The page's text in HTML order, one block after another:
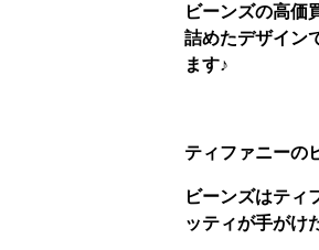
ビーンズの高価
詰めたデザイン
ます♪
ティファニーの
ビーンズはティ
ッティが手がけ